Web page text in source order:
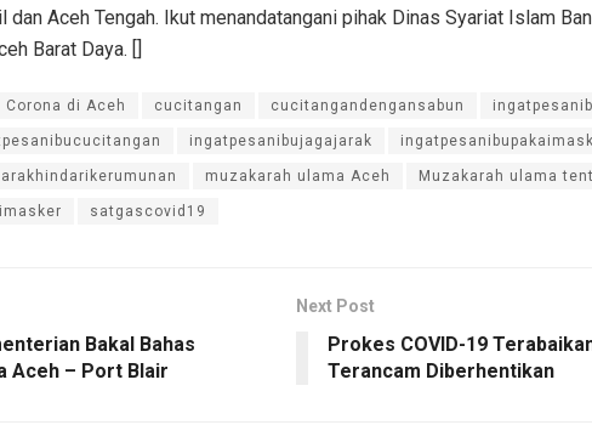
dan Aceh Tengah. Ikut menandatangani pihak Dinas Syariat Islam
Barat Daya. []
Corona di Aceh cucitangan cucitangandengansabun
ingatpesanibujagajarak
muzakarah ulama Aceh Muzakarah ulama
satgascovid19
Bakal Bahas
Aceh – Port Blair
Next Post
Prokes COVID-19
Terancam Diberhentikan